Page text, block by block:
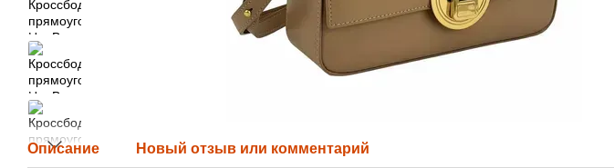
Описание Новый отзыв или комментарий